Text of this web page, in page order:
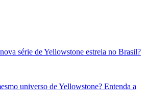
série de Yellowstone estreia no Brasil?
universo de Yellowstone? Entenda a